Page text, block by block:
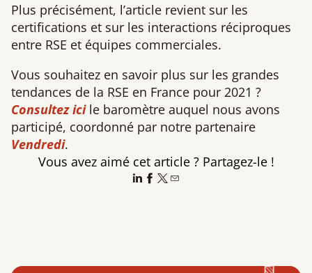
Plus précisément, l’article revient sur les
certifications et sur les interactions réciproques
entre RSE et équipes commerciales.
Vous souhaitez en savoir plus sur les grandes
tendances de la RSE en France pour 2021 ?
Consultez icile baromètre auquel nous avons
participé, coordonné par notre partenaire
Vendredi.
Vous avez aimé cet article ? Partagez-le !